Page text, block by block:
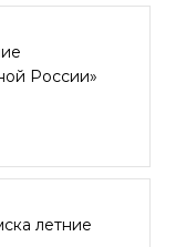
России»
летние